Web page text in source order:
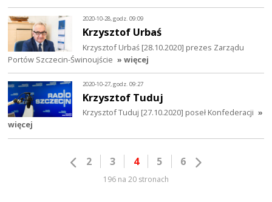
2020-10-28, godz. 09:09
Krzysztof Urbaś
Krzysztof Urbaś [28.10.2020] prezes Zarządu
Portów Szczecin-Świnoujście » więcej
2020-10-27, godz. 09:27
Krzysztof Tuduj
Krzysztof Tuduj [27.10.2020] poseł Konfederacji »
więcej
2 3 4 5 6
196 na 20 stronach